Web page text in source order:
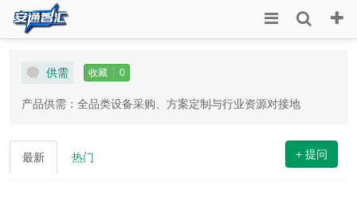
供需 收藏 0
产品供需：全品类设备采购、方案定制与行业资源对接地
最新 热门 + 提问